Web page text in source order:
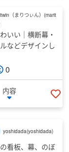
（まりつぃん）(marit
いい｜横断幕・
などデザインし
0
内容
い
yoshidada(yoshidada)
看板、幕、のぼ